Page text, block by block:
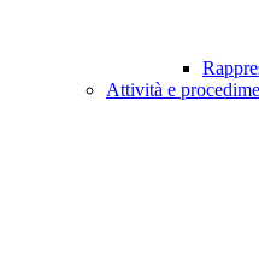
Attività e